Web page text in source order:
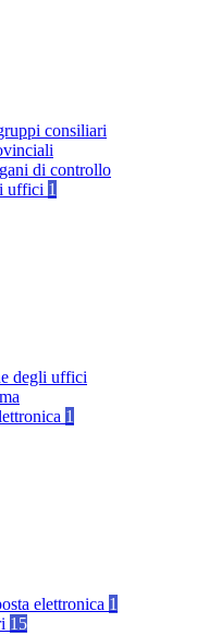
consiliari
di controllo
uffici 1
degli uffici
1
elettronica 1
15